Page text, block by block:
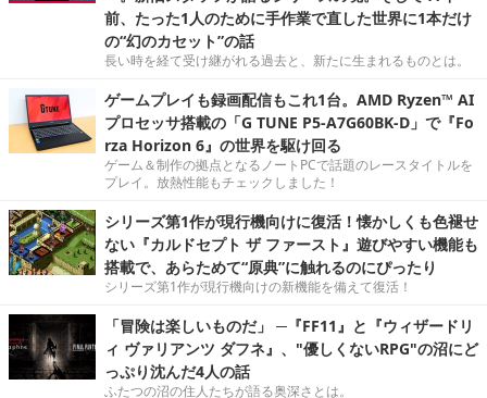
！ゲムスパ渾身のPR記事はこれだ！
車が変形してロボになった、でも『ルート16』だった
―41年ぶり完全新作『ROUTE16R』開発者インタビュ
ー。新旧スタッフが語るシリーズの魂。そして41年
前、たった1人のために手作業で直した世界に1本だけ
の“幻のカセット”の話
長い時を経て受け継がれる過去と、新たに生まれるものとは。
プロセッサ搭載の「G TUNE P5-A7G60BK-D」で『Fo
rza Horizon 6』の世界を駆け回る
ゲーム＆制作の拠点となるノートPCで話題のレースタイトルを
プレイ。放熱性能もチェックしました！
シリーズ第1作が現行機向けに復活！懐かしくも色褪せ
ない『カルドセプト ザ ファースト』遊びやすい機能も
搭載で、あらためて“原典”に触れるのにぴったり
シリーズ第1作が現行機向けの新機能を備えて復活！